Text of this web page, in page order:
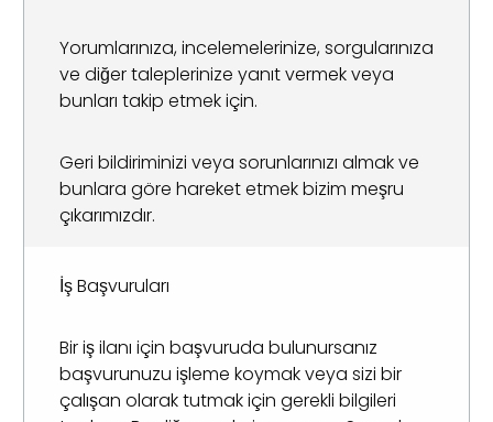
Yorumlarınıza, incelemelerinize, sorgularınıza
ve diğer taleplerinize yanıt vermek veya
bunları takip etmek için.
Geri bildiriminizi veya sorunlarınızı almak ve
bunlara göre hareket etmek bizim meşru
çıkarımızdır.
İş Başvuruları
Bir iş ilanı için başvuruda bulunursanız
başvurunuzu işleme koymak veya sizi bir
çalışan olarak tutmak için gerekli bilgileri